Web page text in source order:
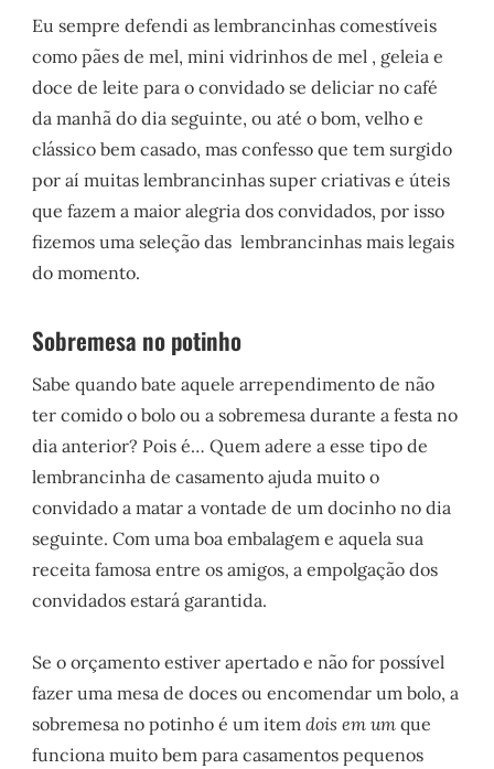
Eu sempre defendi as lembrancinhas comestíveis
como pães de mel, mini vidrinhos de mel , geleia e
doce de leite para o convidado se deliciar no café
da manhã do dia seguinte, ou até o bom, velho e
clássico bem casado, mas confesso que tem surgido
por aí muitas lembrancinhas super criativas e úteis
que fazem a maior alegria dos convidados, por isso
fizemos uma seleção das lembrancinhas mais legais
do momento.
Sobremesa no potinho
Sabe quando bate aquele arrependimento de não
ter comido o bolo ou a sobremesa durante a festa no
dia anterior? Pois é… Quem adere a esse tipo de
lembrancinha de casamento ajuda muito o
convidado a matar a vontade de um docinho no dia
seguinte. Com uma boa embalagem e aquela sua
receita famosa entre os amigos, a empolgação dos
convidados estará garantida.
Se o orçamento estiver apertado e não for possível
fazer uma mesa de doces ou encomendar um bolo, a
sobremesa no potinho é um itemdois em um que
funciona muito bem para casamentos pequenos